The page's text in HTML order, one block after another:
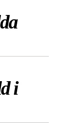
i